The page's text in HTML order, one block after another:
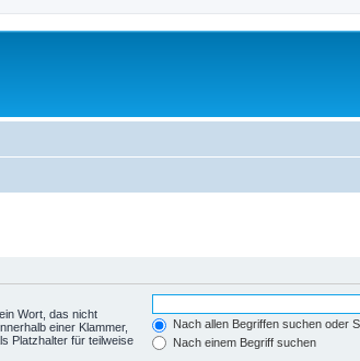
Wort, das nicht
einer Klammer,
Platzhalter für teilweise
Nach allen Begriffen suchen oder
Nach einem Begriff suchen